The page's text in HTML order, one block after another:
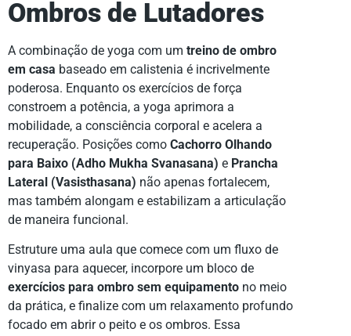
Ombros de Lutadores
A combinação de yoga com um treino de ombro
em casa baseado em calistenia é incrivelmente
poderosa. Enquanto os exercícios de força
constroem a potência, a yoga aprimora a
mobilidade, a consciência corporal e acelera a
recuperação. Posições como Cachorro Olhando
para Baixo (Adho Mukha Svanasana) e Prancha
Lateral (Vasisthasana) não apenas fortalecem,
mas também alongam e estabilizam a articulação
de maneira funcional.
Estruture uma aula que comece com um fluxo de
vinyasa para aquecer, incorpore um bloco de
exercícios para ombro sem equipamento no meio
da prática, e finalize com um relaxamento profundo
focado em abrir o peito e os ombros. Essa